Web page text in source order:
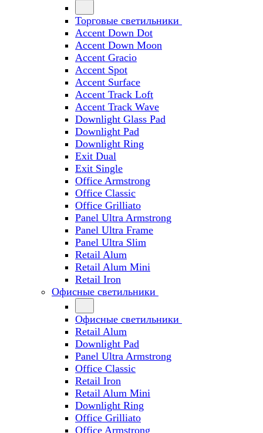
Торговые светильники
Accent Down Dot
Accent Down Moon
Accent Gracio
Accent Spot
Accent Surface
Accent Track Loft
Accent Track Wave
Downlight Glass Pad
Downlight Pad
Downlight Ring
Exit Dual
Exit Single
Office Armstrong
Office Classic
Office Grilliato
Panel Ultra Armstrong
Panel Ultra Frame
Panel Ultra Slim
Retail Alum
Retail Alum Mini
Retail Iron
Офисные светильники
Офисные светильники
Retail Alum
Downlight Pad
Panel Ultra Armstrong
Office Classic
Retail Iron
Retail Alum Mini
Downlight Ring
Office Grilliato
Office Armstrong